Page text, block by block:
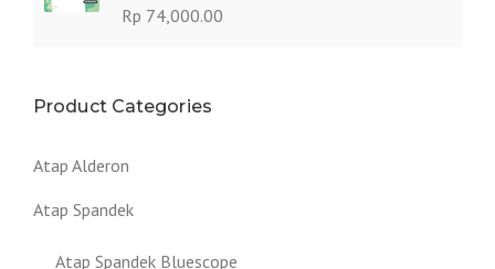
Rp 74,000.00
Product Categories
Atap Alderon
Atap Spandek
Atap Spandek Bluescope